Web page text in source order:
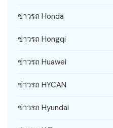
ข่าวรถ Honda
ข่าวรถ Hongqi
ข่าวรถ Huawei
ข่าวรถ HYCAN
ข่าวรถ Hyundai